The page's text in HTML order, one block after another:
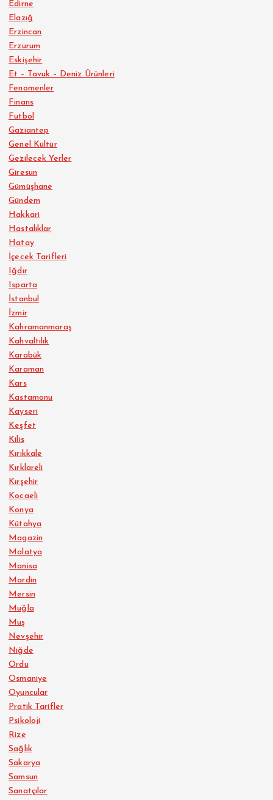
Edirne
Elazığ
Erzincan
Erzurum
Eskişehir
Et – Tavuk – Deniz Ürünleri
Fenomenler
Finans
Futbol
Gaziantep
Genel Kültür
Gezilecek Yerler
Giresun
Gümüşhane
Gündem
Hakkari
Hastalıklar
Hatay
İçecek Tarifleri
Iğdır
Isparta
İstanbul
İzmir
Kahramanmaraş
Kahvaltılık
Karabük
Karaman
Kars
Kastamonu
Kayseri
Keşfet
Kilis
Kırıkkale
Kırklareli
Kırşehir
Kocaeli
Konya
Kütahya
Magazin
Malatya
Manisa
Mardin
Mersin
Muğla
Muş
Nevşehir
Niğde
Ordu
Osmaniye
Oyuncular
Pratik Tarifler
Psikoloji
Rize
Sağlık
Sakarya
Samsun
Sanatçılar